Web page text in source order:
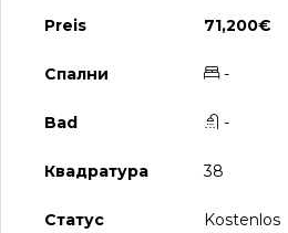
71,200€
-
-
38
Kostenlos